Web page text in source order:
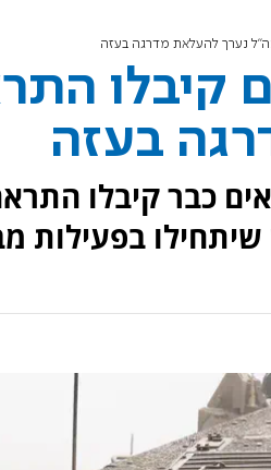
נערך להעלאת מדרגה בעזה
קיבלו
בעזה
כבר קיבלו
שיתחילו בפעילות